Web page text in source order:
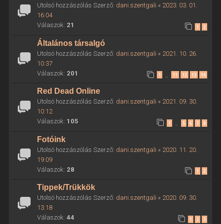
Utolsó hozzászólás Szerző: dani.szentgali « 2023. 03. 01.
16:04
Válaszok: 21 1 2
Általános társalgó
Utolsó hozzászólás Szerző: dani.szentgali « 2021. 10. 26.
10:37
Válaszok: 201 1 11 12 13 14
Red Dead Online
Utolsó hozzászólás Szerző: dani.szentgali « 2021. 09. 30.
10:12
Válaszok: 105 1 … 5 6 7 8
Fotóink
Utolsó hozzászólás Szerző: dani.szentgali « 2020. 11. 20.
19:09
Válaszok: 28 1 2
Tippek/Trükkök
Utolsó hozzászólás Szerző: dani.szentgali « 2020. 09. 30.
13:18
Válaszok: 44 1 2 3